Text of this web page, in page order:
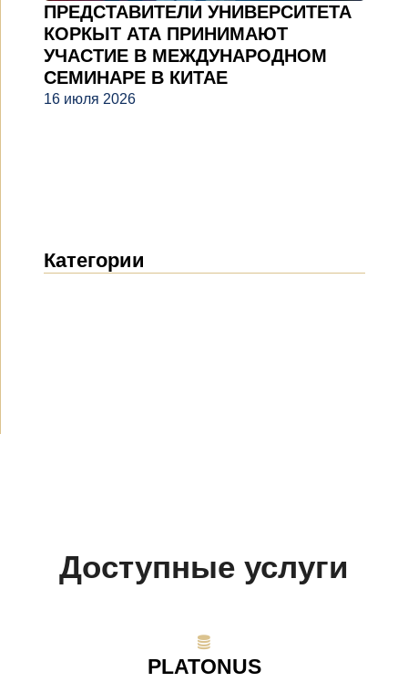
ПРЕДСТАВИТЕЛИ УНИВЕРСИТЕТА
КОРКЫТ АТА ПРИНИМАЮТ
УЧАСТИЕ В МЕЖДУНАРОДНОМ
СЕМИНАРЕ В КИТАЕ
16 июля 2026
Категории
Доступные услуги
PLATONUS